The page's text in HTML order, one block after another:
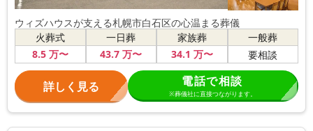
ウィズハウスが支える札幌市白石区の心温まる葬儀
火葬式
8.5万〜
一日葬
43.7 万〜
家族葬
34.1 万〜
一般葬
要相談
詳しく見る 電話で相談
※葬儀社に直接つながります。